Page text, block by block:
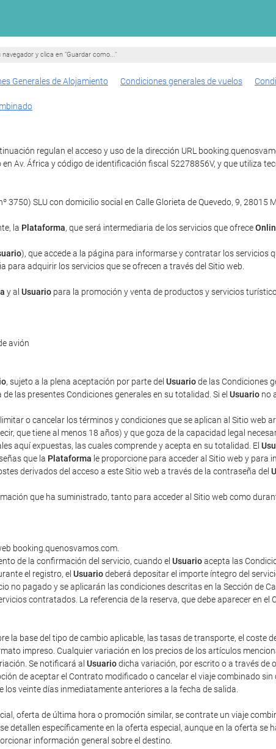
y clica en "Guardar como..."
Generales de Alojamiento Condiciones generales de vuelos
regulan el acceso y uso de la dirección URL
Av. África y código de identificación fiscal 52278856V, y que utiliza
3750) SLU con domicilio social en Calle Glorieta de Quevedo, 9,
la Plataforma, que será intermediaria de los servicios que ofrece
), que accede a la página para informarse y contratar los servicios
para adquirir los servicios que se ofrecen a través del Sitio web.
y al Usuario para la promoción y venta de productos y servicios
avión
, sujeto a la plena aceptación por parte del Usuariode las Condiciones
las presentes Condiciones generales en su totalidad. Si el Usuario no
o cancelar los términos y condiciones que se aplican al Sitio web
que tiene al menos 18 años) y que goza de la capacidad legal
aquí expuestas, las cuales comprende y acepta en su totalidad. El
que la Plataforma le proporcione para acceder al Sitio web y para
derivados del acceso a este Sitio web a través de la contraseña del
que ha suministrado, tanto para acceder al Sitio web como
booking.quenosvamos.com.
de la confirmación del servicio, cuando el Usuarioacepta las
el registro, el Usuariodeberá depositar el importe íntegro del
no pagado y se aplicarán las condiciones descritas en la Sección de
contratados. La referencia de la reserva, que debe aparecer en
la base del tipo de cambio aplicable, las tasas de transporte, el coste
impreso. Cualquier variación en los precios de los artículos
Se notificará al Usuariodicha variación, por escrito o a través de
de aceptar el Contrato modificado o cancelar el viaje combinado
veinte días inmediatamente anteriores a la fecha de salida.
oferta de última hora o promoción similar, se contrate un viaje
detallen específicamente en la oferta especial, aunque en la oferta
información general sobre el destino.